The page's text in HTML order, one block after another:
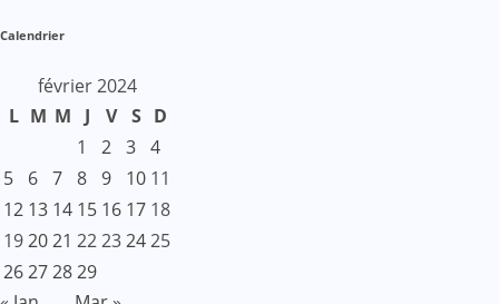
Calendrier
février 2024
L M M J V S D
1
2 3 4
5
6 7 8 9 10 11
12 13 14 15 16 17 18
192021 22232425
26272829